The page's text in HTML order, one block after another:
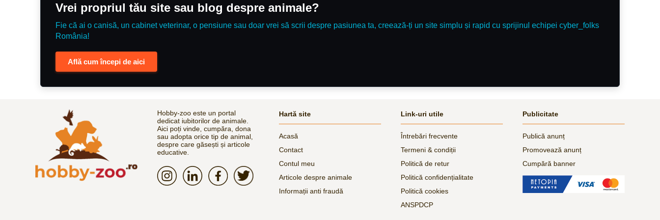
Vrei propriul tău site sau blog despre animale?
Fie că ai o canisă, un cabinet veterinar, o pensiune sau doar vrei să scrii despre pasiunea ta, creează-ți un site simplu și rapid cu sprijinul echipei cyber_folks
România!
Află cum începi de aici
Hobby-zoo este un portal
dedicat iubitorilor de animale.
Aici poți vinde, cumpăra, dona
sau adopta orice tip de animal,
despre care găsești și articole
educative.
Hartă site
Acasă
Contact
Contul meu
Articole despre animale
Informații anti fraudă
Link-uri utile
Întrebări frecvente
Termeni & condiții
Politică de retur
Politică confidențialitate
Politică cookies
ANSPDCP
Publicitate
Publică anunț
Promovează anunț
Cumpără banner